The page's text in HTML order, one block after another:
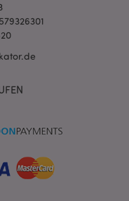
www.puckator.de